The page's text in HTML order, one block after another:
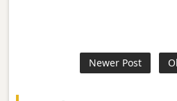
Newer Post